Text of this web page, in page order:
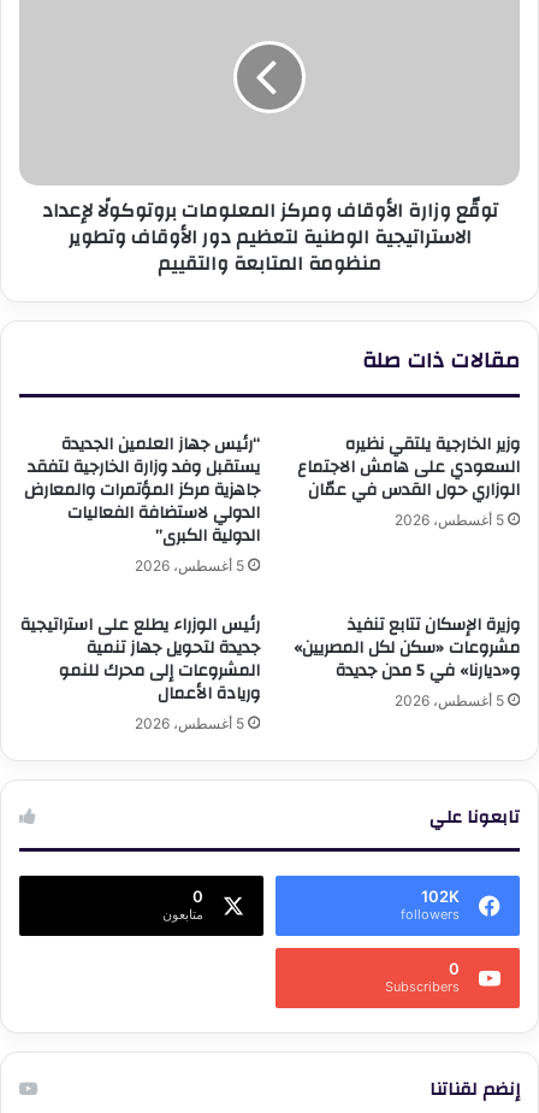
الوطنية
لتعظيم
والتقييم
توقّع وزارة الأوقاف ومركز المعلومات بروتوكولًا لإعداد
الاستراتيجية الوطنية لتعظيم دور الأوقاف وتطوير
منظومة المتابعة والتقييم
مقالات ذات صلة
وزير الخارجية يلتقي نظيره
السعودي على هامش الاجتماع
الوزاري حول القدس في عمّان
5 أغسطس، 2026
“رئيس جهاز العلمين الجديدة
يستقبل وفد وزارة الخارجية لتفقد
جاهزية مركز المؤتمرات والمعارض
الدولي لاستضافة الفعاليات
الدولية الكبرى”
5 أغسطس، 2026
وزيرة الإسكان تتابع تنفيذ
مشروعات «سكن لكل المصريين»
و«ديارنا» في 5 مدن جديدة
5 أغسطس، 2026
رئيس الوزراء يطلع على استراتيجية
جديدة لتحويل جهاز تنمية
المشروعات إلى محرك للنمو
وريادة الأعمال
5 أغسطس، 2026
تابعونا علي
102K
followers
0
متابعون
0
Subscribers
إنضم لقناتنا